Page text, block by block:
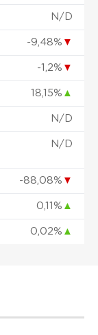
N/D
-9,48% ▼
-1,2% ▼
18,15% ▲
N/D
N/D
-88,08% ▼
0,11% ▲
0,02% ▲